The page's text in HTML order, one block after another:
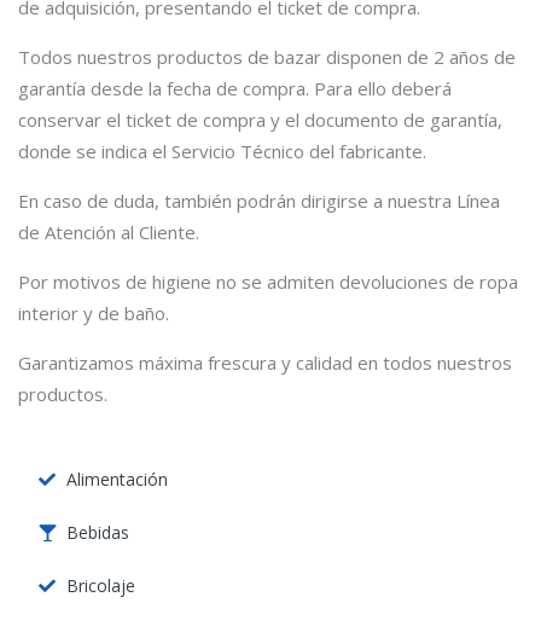
de adquisición, presentando el ticket de compra.
Todos nuestros productos de bazar disponen de 2 años de
garantía desde la fecha de compra. Para ello deberá
conservar el ticket de compra y el documento de garantía,
donde se indica el Servicio Técnico del fabricante.
En caso de duda, también podrán dirigirse a nuestra Línea
de Atención al Cliente.
Por motivos de higiene no se admiten devoluciones de ropa
interior y de baño.
Garantizamos máxima frescura y calidad en todos nuestros
productos.
Alimentación
Bebidas
Bricolaje